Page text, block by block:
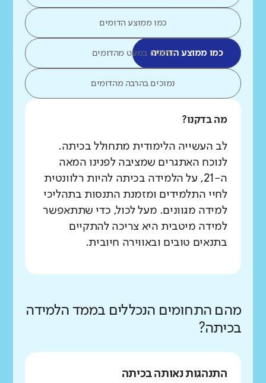
כמו ממוצע הדומים
כמו ממוצע הדומיםנמוכים במעט מהדומים
נמוכים בהרבה מהדומים
מה בדקנו?
לב העשייה הלימודית מתחולל בכיתה.
לנוכח האתגרים שמציבה לפנינו המאה
ה-21, על הלמידה בכיתה להיות רלוונטית
לחיי התלמידים ומזמנת התנסות בתהליכי
למידה מגוונים. מעל לכול, כדי שתתאפשר
למידה מיטבית היא צריכה להתקיים
בתנאים טובים ובאווירה חיובית.
מהם התחומים הנכללים בממד הלמידה
בכיתה?
התנהגות נאותה בכיתה